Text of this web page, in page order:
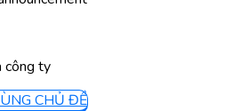
công ty
CHỦ ĐỀ